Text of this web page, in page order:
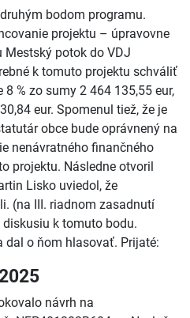
bodom programu.
projektu – úpravovne
Mestský potok do VDJ
k tomuto projektu schváliť
% zo sumy 2 464 135,55 eur,
eur. Spomenul tiež, že je
obce bude oprávnený na
nenávratného finančného
projektu. Následne otvoril
Lisko uviedol, že
(na III. riadnom zasadnutí
k tomuto bodu.
dal o ňom hlasovať. Prijaté:
návrh na